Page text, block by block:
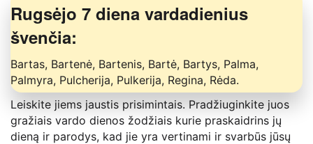
Rugsėjo 7 diena vardadienius
švenčia:
Bartas, Bartenė, Bartenis, Bartė, Bartys, Palma,
Palmyra, Pulcherija, Pulkerija, Regina, Rėda.
Leiskite jiems jaustis prisimintais. Pradžiuginkite juos
gražiais vardo dienos žodžiais kurie praskaidrins jų
dieną ir parodys, kad jie yra vertinami ir svarbūs jūsų